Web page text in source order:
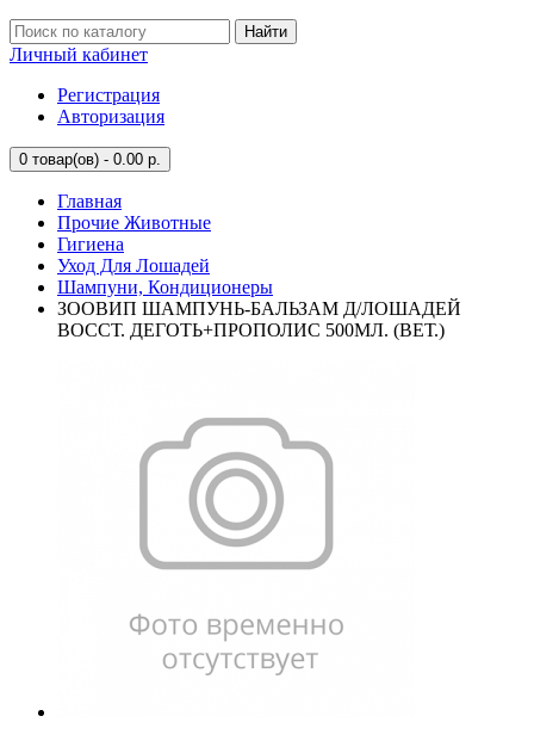
Найти
Личный кабинет
Регистрация
Авторизация
0 товар(ов) - 0.00 р.
Главная
Прочие Животные
Гигиена
Уход Для Лошадей
Шампуни, Кондиционеры
ЗООВИП ШАМПУНЬ-БАЛЬЗАМ Д/ЛОШАДЕЙ
ВОССТ. ДЕГОТЬ+ПРОПОЛИС 500МЛ. (ВЕТ.)